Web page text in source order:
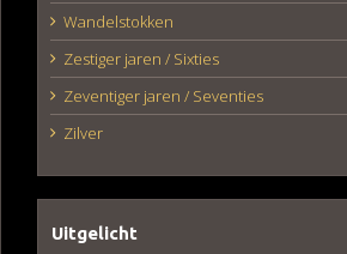
Wandelstokken
Zestiger jaren / Sixties
Zeventiger jaren / Seventies
Zilver
Uitgelicht